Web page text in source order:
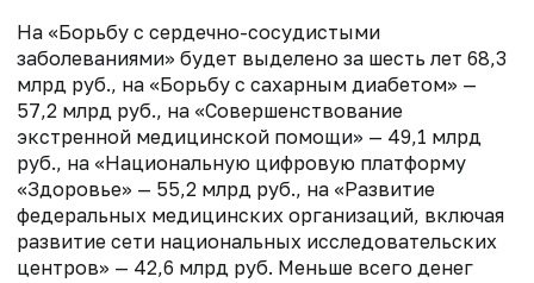
На «Борьбу с сердечно-сосудистыми
заболеваниями» будет выделено за шесть лет 68,3
млрд руб., на «Борьбу с сахарным диабетом» —
57,2 млрд руб., на «Совершенствование
экстренной медицинской помощи» — 49,1 млрд
руб., на «Национальную цифровую платформу
«Здоровье» — 55,2 млрд руб., на «Развитие
федеральных медицинских организаций, включая
развитие сети национальных исследовательских
центров» — 42,6 млрд руб. Меньше всего денег